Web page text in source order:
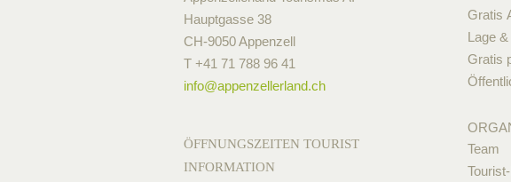
Hauptgasse 38
CH-9050 Appenzell
T +41 71 788 96 41
info@appenzellerland.ch
ÖFFNUNGSZEITEN TOURIST
INFORMATION
Gratis
Lage
Gratis
Team